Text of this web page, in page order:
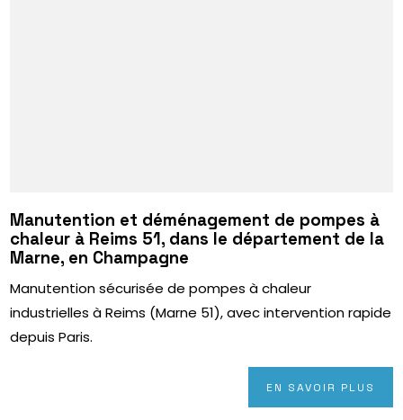
Manutention et déménagement de pompes à
chaleur à Reims 51, dans le département de la
Marne, en Champagne
Manutention sécurisée de pompes à chaleur
industrielles à Reims (Marne 51), avec intervention rapide
depuis Paris.
EN SAVOIR PLUS